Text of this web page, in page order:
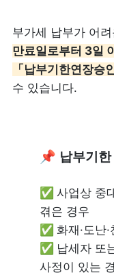
부가세 납부가 어
만료일로부터 3일
「납부기한연장승
수 있습니다.
📌 납부기한
✅ 사업상 중
✅
✅ 납세자 또
사정이 있는